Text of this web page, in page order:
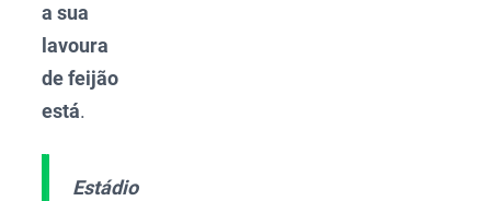
a sua
lavoura
de feijão
está.
Estádio